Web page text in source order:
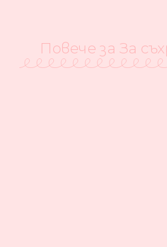
Повече за За